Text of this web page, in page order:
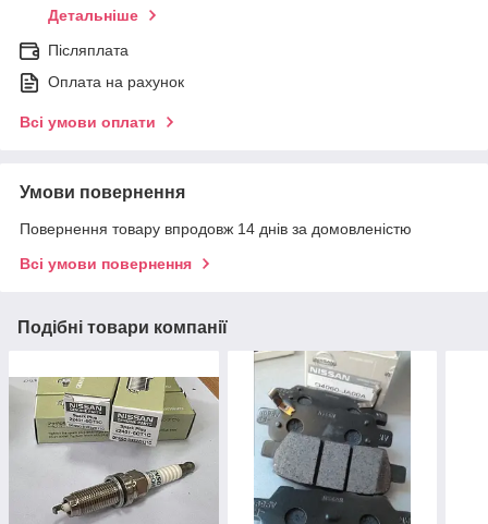
Детальніше
Післяплата
Оплата на рахунок
Всі умови оплати
Умови повернення
Повернення товару впродовж 14 днів за домовленістю
Всі умови повернення
Подібні товари компанії